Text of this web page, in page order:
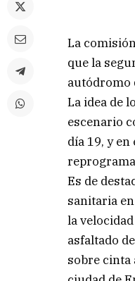
La
que la
autódromo
La idea de
escenario
día 19, y
Es de
sanitaria
la
asfaltado
sobre cinta